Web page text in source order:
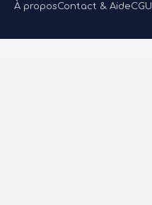
À proposContact & AideCGU